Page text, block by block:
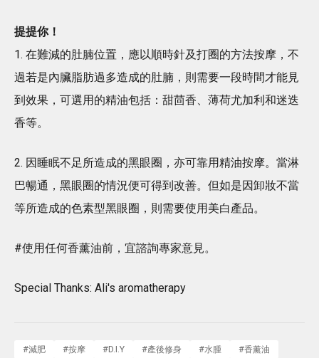
提提你！
1. 在難減的肚腩位置，應以順時針及打圈的方法按摩，不
過若是內臟脂肪過多造成的肚腩，則需要一段時間才能見
到效果，可選用的精油包括：甜茴香、薄荷尤加利和迷迭
香等。
2. 因睡眠不足所造成的黑眼圈，亦可靠用精油按摩。當淋
巴暢通，黑眼圈的情況便可得到改善。但如是因卸妝不當
等所造成的色素型黑眼圈，則需要使用美白產品。
#使用任何香薰油前，宜諮詢專家意見。
Special Thanks: Ali's aromatherapy
#減肥 #按摩 #D.I.Y #產後修身 #水腫 #香薰油